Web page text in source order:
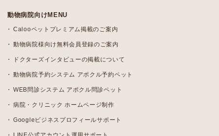
動物病院向けMENU
Calooペットプレミアム掲載のご案内
動物病院様向け無料会員登録のご案内
ドクターズインタビューの掲載について
動物病院予約システム アポクル予約ペット
WEB問診システム アポクル問診ペット
病院・クリニック ホームページ制作
Googleビジネスプロフィールサポート